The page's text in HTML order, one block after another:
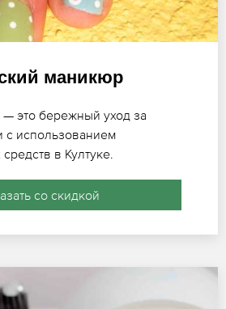
маникюр
это бережный уход за
использованием
в Култуке.
со скидкой